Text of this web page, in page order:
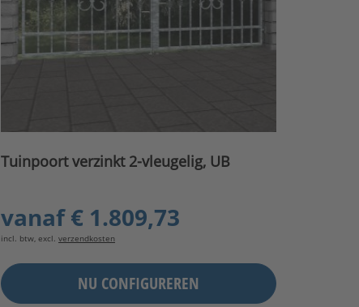
Tuinpoort verzinkt 2-vleugelig, UB
vanaf€ 1.809,73
incl. btw, excl. verzendkosten
NU CONFIGUREREN